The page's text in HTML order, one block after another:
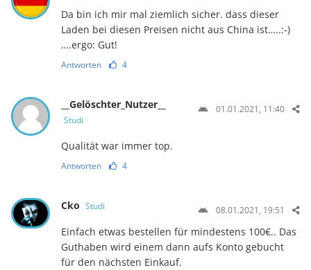
Da bin ich mir mal ziemlich sicher. dass dieser
Laden bei diesen Preisen nicht aus China ist…..:-)
….ergo: Gut!
Antworten 4
__Gelöschter_Nutzer__
Studi
01.01.2021, 11:40
Qualität war immer top.
Antworten 4
Cko Studi 08.01.2021, 19:51
Einfach etwas bestellen für mindestens 100€.. Das
Guthaben wird einem dann aufs Konto gebucht
für den nächsten Einkauf.